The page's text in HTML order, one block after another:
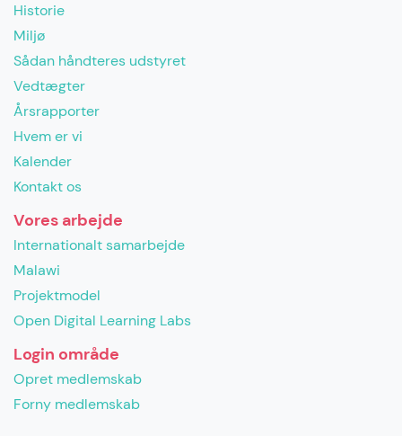
Historie
Miljø
Sådan håndteres udstyret
Vedtægter
Årsrapporter
Hvem er vi
Kalender
Kontakt os
Vores arbejde
Internationalt samarbejde
Malawi
Projektmodel
Open Digital Learning Labs
Login område
Opret medlemskab
Forny medlemskab